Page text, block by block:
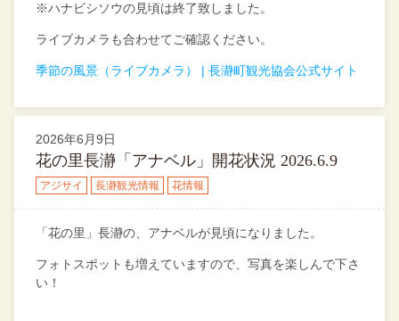
※ハナビシソウの見頃は終了致しました。
ライブカメラも合わせてご確認ください。
季節の風景（ライブカメラ） | 長瀞町観光協会公式サイト
2026年6月9日
花の里長瀞「アナベル」開花状況 2026.6.9
アジサイ 長瀞観光情報 花情報
「花の里」長瀞の、アナベルが見頃になりました。
フォトスポットも増えていますので、写真を楽しんで下さ
い！